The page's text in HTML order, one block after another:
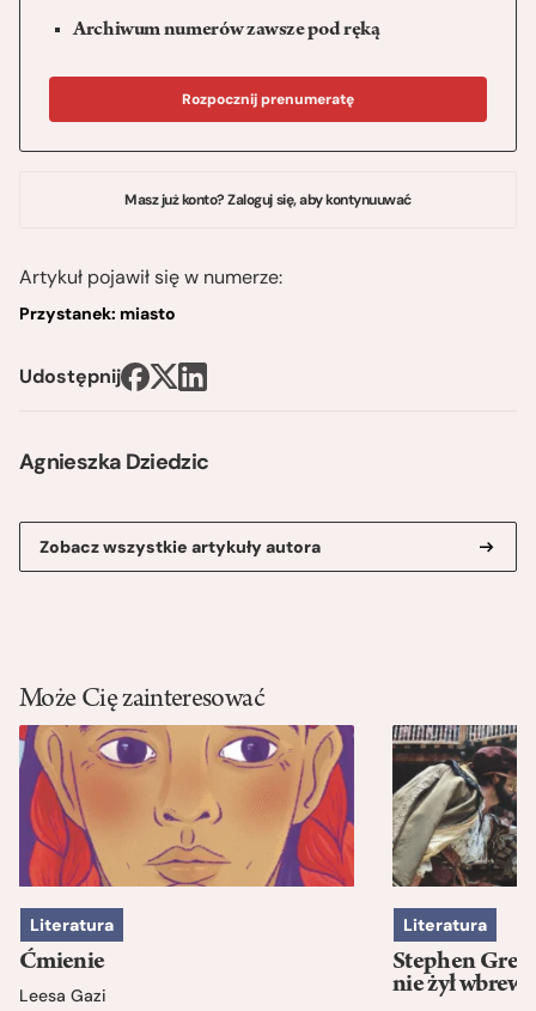
Agnieszka Dziedzic
Zobacz wszystkie artykuły autora
Archiwum numerów zawsze pod ręką
Rozpocznij prenumeratę
Masz już konto? Zaloguj się, aby kontynuuwać
Artykuł pojawił się w numerze:
Przystanek: miasto
Udostępnij
Może Cię zainteresować
Literatura
Ćmienie
Leesa Gazi
Literatura
Stephen
nie żył wbrew